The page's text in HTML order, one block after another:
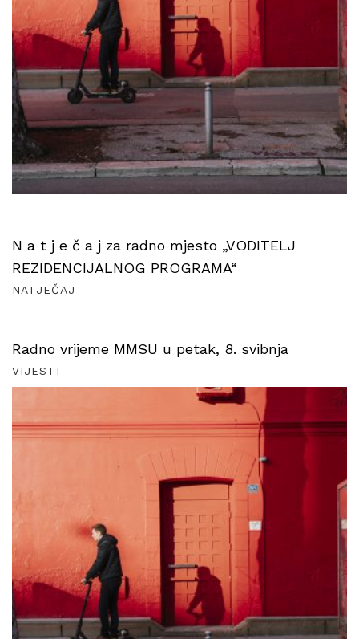
N a t j e č a j za radno mjesto „VODITELJ
REZIDENCIJALNOG PROGRAMA“
NATJEČAJ
Radno vrijeme MMSU u petak, 8. svibnja
VIJESTI